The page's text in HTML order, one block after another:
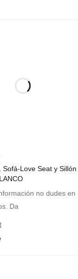
Sofá-Love Seat y Sillón
no dudes en
Da